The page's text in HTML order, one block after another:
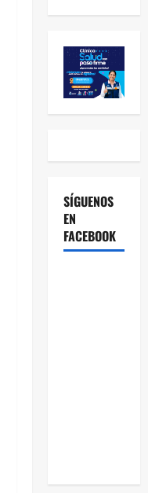
SÍGUENOS
EN
FACEBOOK